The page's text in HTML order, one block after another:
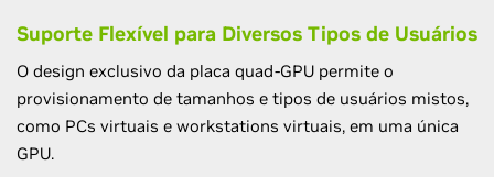
Suporte Flexível para Diversos Tipos de Usuários
O design exclusivo da placa quad-GPU permite o
provisionamento de tamanhos e tipos de usuários mistos,
como PCs virtuais e workstations virtuais, em uma única
GPU.